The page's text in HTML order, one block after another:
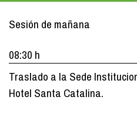
Sesión de mañana
08:30 h
Traslado a la Sede
Hotel Santa Catalina.